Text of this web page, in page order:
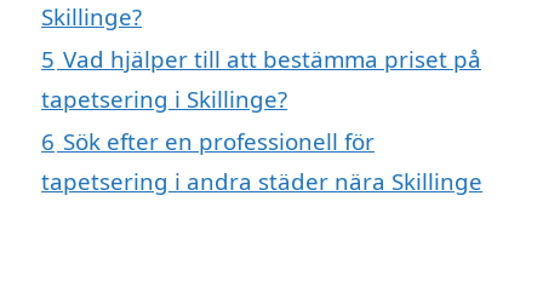
Skillinge?
5 Vad hjälper till att bestämma priset på
tapetsering i Skillinge?
6 Sök efter en professionell för
tapetsering i andra städer nära Skillinge